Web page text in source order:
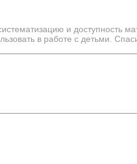
и доступность
в работе с детьми.